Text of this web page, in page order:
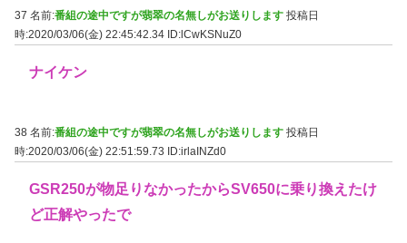
37 名前:番組の途中ですが翡翠の名無しがお送りします 投稿日
時:2020/03/06(金) 22:45:42.34 ID:lCwKSNuZ0
ナイケン
38 名前:番組の途中ですが翡翠の名無しがお送りします 投稿日
時:2020/03/06(金) 22:51:59.73
ID:irlaINZd0
GSR250が物足りなかったからSV650に乗り換えたけ
ど正解やったで